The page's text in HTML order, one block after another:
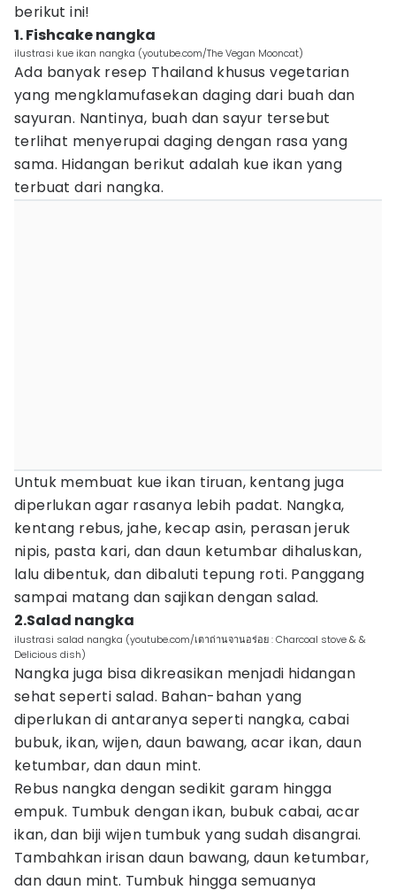
berikut ini!
1. Fishcake nangka
ilustrasi kue ikan nangka (youtube.com/The Vegan Mooncat)
Ada banyak resep Thailand khusus vegetarian
yang mengklamufasekan daging dari buah dan
sayuran. Nantinya, buah dan sayur tersebut
terlihat menyerupai daging dengan rasa yang
sama. Hidangan berikut adalah kue ikan yang
terbuat dari nangka.
Untuk membuat kue ikan tiruan, kentang juga
diperlukan agar rasanya lebih padat. Nangka,
kentang rebus, jahe, kecap asin, perasan jeruk
nipis, pasta kari, dan daun ketumbar dihaluskan,
lalu dibentuk, dan dibaluti tepung roti. Panggang
sampai matang dan sajikan dengan salad.
2.Salad nangka
ilustrasi salad nangka (youtube.com/เตาถ่านจานอร่อย : Charcoal stove & &
Delicious dish)
Nangka juga bisa dikreasikan menjadi hidangan
sehat seperti salad. Bahan-bahan yang
diperlukan di antaranya seperti nangka, cabai
bubuk, ikan, wijen, daun bawang, acar ikan, daun
ketumbar, dan daun mint.
Rebus nangka dengan sedikit garam hingga
empuk. Tumbuk dengan ikan, bubuk cabai, acar
ikan, dan biji wijen tumbuk yang sudah disangrai.
Tambahkan irisan daun bawang, daun ketumbar,
dan daun mint. Tumbuk hingga semuanya